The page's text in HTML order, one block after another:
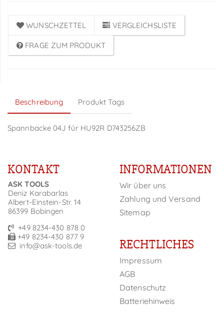
WUNSCHZETTEL VERGLEICHSLISTE
FRAGE ZUM PRODUKT
Beschreibung Produkt Tags
Spannbacke 04J für HU92R D743256ZB
KONTAKT
ASK TOOLS
Deniz Karabarlas
Albert-Einstein-Str. 14
86399 Bobingen
+49 8234-430 878 0
+49 8234-430 877 9
info@ask-tools.de
INFORMATIONEN
Wir über uns
Zahlung und Versand
Sitemap
RECHTLICHES
Impressum
AGB
Datenschutz
Batteriehinweis